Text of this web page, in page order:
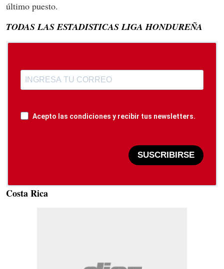
último puesto.
TODAS LAS ESTADISTICAS LIGA HONDUREÑA
Acepto las condiciones y recibir tus newsletters.
SUSCRIBIRSE
Costa Rica